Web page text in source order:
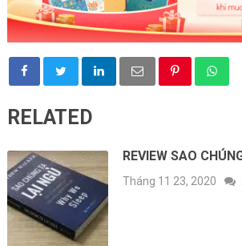
RELATED
REVIEW SAO
Tháng 11 23, 2020